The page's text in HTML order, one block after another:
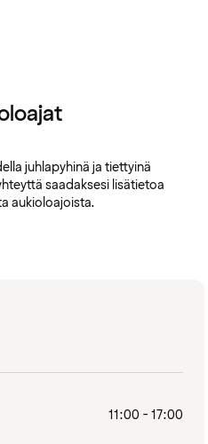
juhlapyhinä ja tiettyinä
saadaksesi lisätietoa
aukioloajoista.
11:00 - 17:00